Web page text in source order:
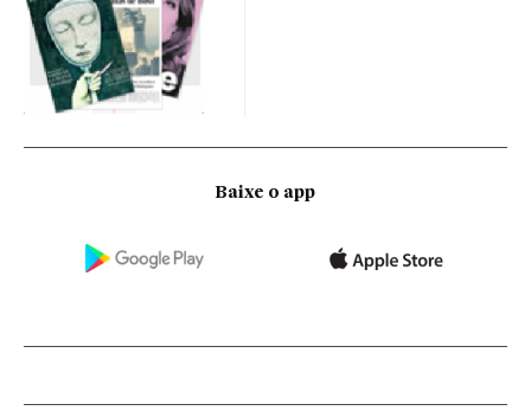
Baixe o app